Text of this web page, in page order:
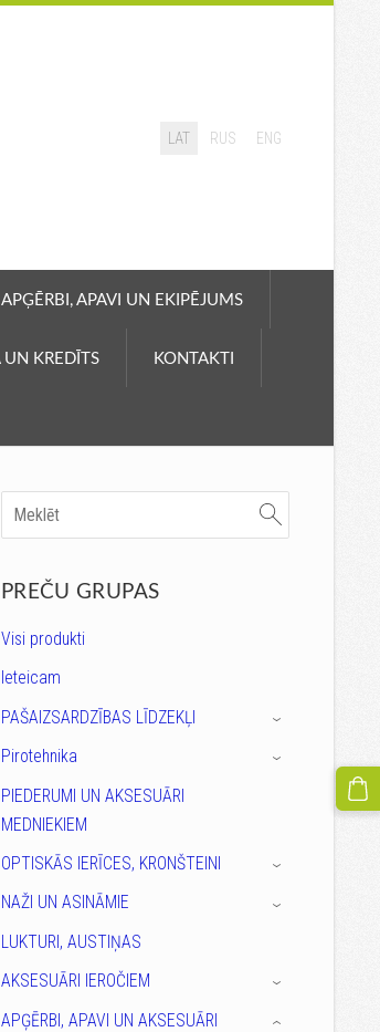
LAT RUS ENG
APĢĒRBI, APAVI UN EKIPĒJUMS
KREDĪTS KONTAKTI
PREČU GRUPAS
Visi produkti
Ieteicam
PAŠAIZSARDZĪBAS LĪDZEKĻI
›
Pirotehnika ›
PIEDERUMI UN AKSESUĀRI
MEDNIEKIEM
OPTISKĀS IERĪCES, KRONŠTEINI
›
NAŽI UN ASINĀMIE ›
LUKTURI, AUSTIŅAS
AKSESUĀRI IEROČIEM
›
APĢĒRBI, APAVI UN AKSESUĀRI ›